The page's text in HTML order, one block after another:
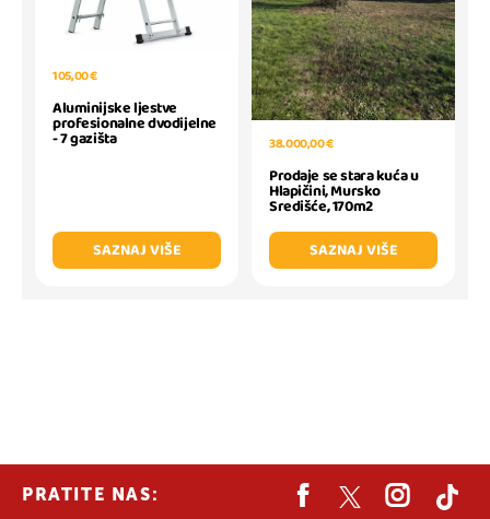
105,00 €
Aluminijske ljestve
profesionalne dvodijelne
- 7 gazišta
SAZNAJ VIŠE
38.000,00 €
Prodaje se stara kuća u
Hlapičini, Mursko
Središće, 170m2
SAZNAJ VIŠE
PRATITE NAS: